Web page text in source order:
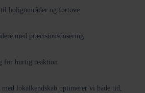
til boligområder og fortove
med præcisionsdosering
for hurtig reaktion
lokalkendskab optimerer vi både tid,